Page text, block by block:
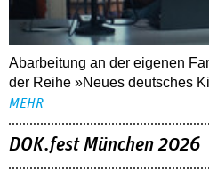
Abarbeitung an der eigenen
der Reihe »Neues deutsches
MEHR
DOK.fest München 2026